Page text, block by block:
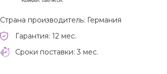
Страна производитель: Германия
Гарантия: 12 мес.
Сроки поставки: 3 мес.